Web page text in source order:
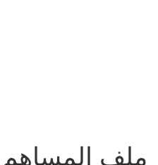
ملف المساهم